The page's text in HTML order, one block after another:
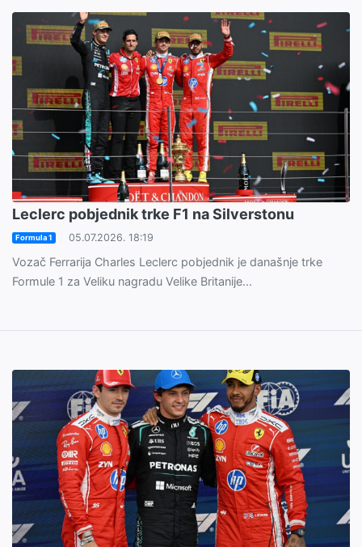
Leclerc pobjednik trke F1 na Silverstonu
Formula 1 05.07.2026. 18:19
Vozač Ferrarija Charles Leclerc pobjednik je današnje trke
Formule 1 za Veliku nagradu Velike Britanije...